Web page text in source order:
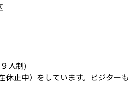
人制)
休止中）をしています。ビジターも